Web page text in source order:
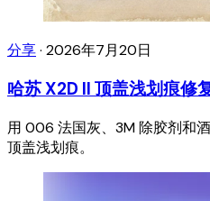
分享· 2026年7月20日
哈苏 X2D II 顶盖浅划痕修
用 006 法国灰、3M 除胶剂和
顶盖浅划痕。